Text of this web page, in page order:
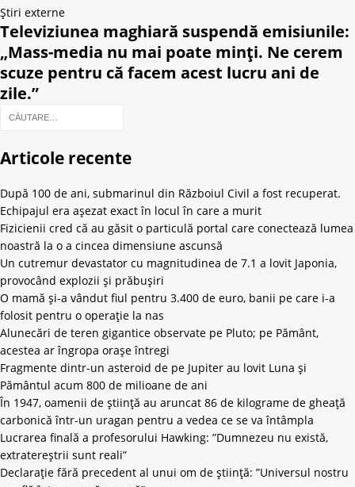
Știri externe
Televiziunea maghiară suspendă emisiunile:
„Mass-media nu mai poate minți. Ne cerem
scuze pentru că facem acest lucru ani de
zile.”
Articole recente
După 100 de ani, submarinul din Războiul Civil a fost recuperat.
Echipajul era așezat exact în locul în care a murit
Fizicienii cred că au găsit o particulă portal care conectează lumea
noastră la o a cincea dimensiune ascunsă
Un cutremur devastator cu magnitudinea de 7.1 a lovit Japonia,
provocând explozii și prăbușiri
O mamă și-a vândut fiul pentru 3.400 de euro, banii pe care i-a
folosit pentru o operație la nas
Alunecări de teren gigantice observate pe Pluto; pe Pământ,
acestea ar îngropa orașe întregi
Fragmente dintr-un asteroid de pe Jupiter au lovit Luna și
Pământul acum 800 de milioane de ani
În 1947, oamenii de știință au aruncat 86 de kilograme de gheață
carbonică într-un uragan pentru a vedea ce se va întâmpla
Lucrarea finală a profesorului Hawking: ”Dumnezeu nu există,
extratereștrii sunt reali”
Declarație fără precedent al unui om de știință: ”Universul nostru